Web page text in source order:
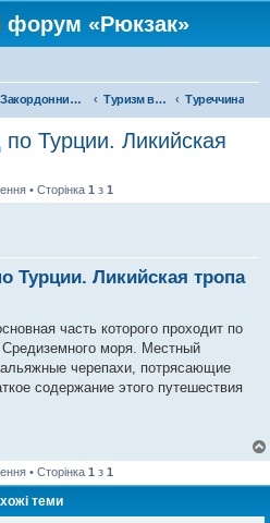
форум «Рюкзак»
Закордонний туризм Туризм в Азії Туреччина
по Турции. Ликийская
• Сторінка 1 з 1
Турции. Ликийская тропа
часть которого проходит по
Средиземного моря. Местный
черепахи, потрясающие
содержание этого путешествия
• Сторінка 1 з 1
теми